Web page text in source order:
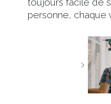
personne, chaque